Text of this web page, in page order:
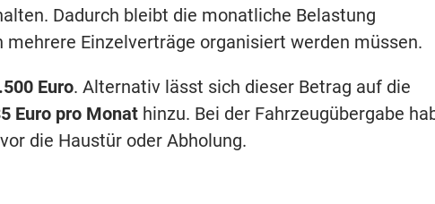
Dadurch bleibt die monatliche Belastung
Einzelverträge organisiert werden müssen.
Euro. Alternativ lässt sich dieser Betrag auf die
Euro pro Monat hinzu. Bei der Fahrzeugübergabe
die Haustür oder Abholung.